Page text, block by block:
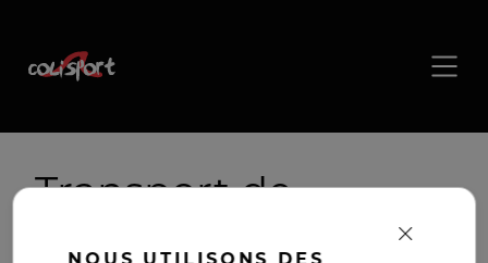
Transport de
chauffage , livraison